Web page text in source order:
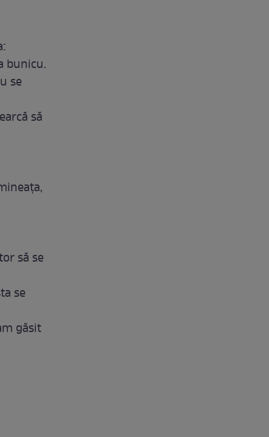
bunicu.
se
să
să se
se
găsit